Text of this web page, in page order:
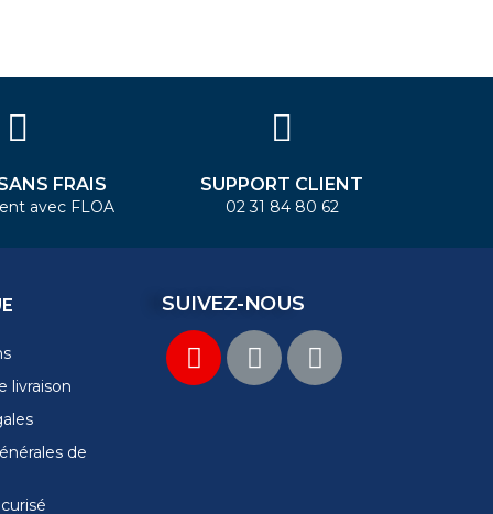
FRAIS
avec FLOA
SUPPORT CLIENT
02 31 84 80 62
livraison
de
SUIVEZ-NOUS